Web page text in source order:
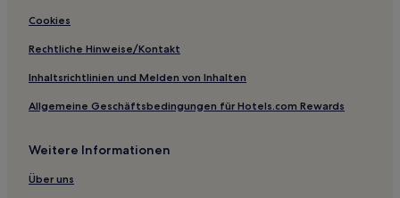
Hotels mit Parkplatz in Qingdao
Haustierfreundliche in Qingdao
Cookies
Rechtliche Hinweise/Kontakt
Inhaltsrichtlinien und Melden von Inhalten
Allgemeine Geschäftsbedingungen für Hotels.com Rewards
Weitere Informationen
Über uns